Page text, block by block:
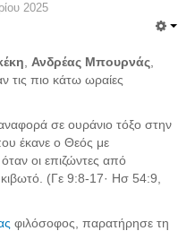
2025
Ανδρέας Μπουρνάς
τις πιο κάτω ωραίες
σε ουράνιο τόξο στην
έκανε ο Θεός με
οι επιζώντες από
(Γε 9:8-17· Ησ 54:9,
φιλόσοφος, παρατήρησε τη